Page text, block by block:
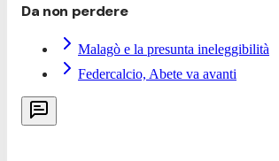
Da non perdere
Malagò e la presunta ineleggibilità
Federcalcio, Abete va avanti